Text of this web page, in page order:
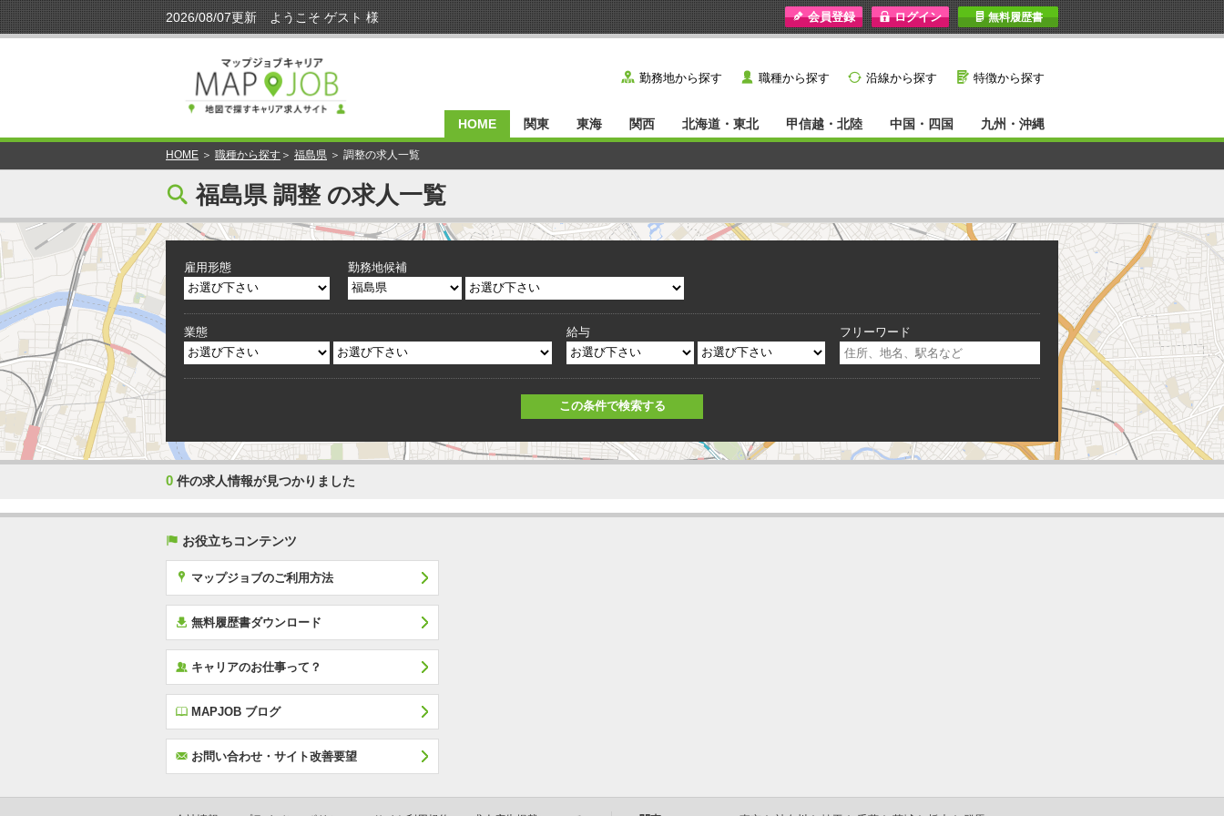
I 無料履歴書
y 勤務地から探す ˙ 職種から探す } 沿線から探す G 特徴から探す
HOME 関東 東海 関西 北海道・東北 甲信越・北陸 中国・四国 九州・沖縄
HOME ＞ 職種から探す ＞ 福島県 ＞ 調整の求人一覧
[ 福島県 調整 の求人一覧
雇用形態 勤務地候補
業態 給与 フリーワード
0 件の求人情報が見つかりました
( お役立ちコンテンツ
x マップジョブのご利用方法
í 無料履歴書ダウンロード
‰ キャリアのお仕事って？
E MAPJOB ブログ
F お問い合わせ・サイト改善要望